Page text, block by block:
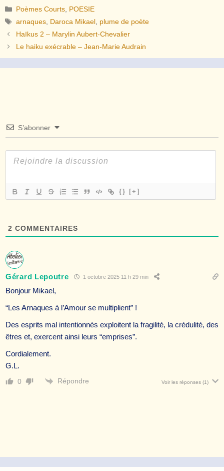
Catégories
Poèmes Courts POESIE
Étiquettes
arnaques Daroca Mikael plume de poète
Haïkus 2 – Marylin Aubert-Chevalier
Le haiku exécrable – Jean-Marie Audrain
S’abonner
{} [+]
2 COMMENTAIRES
Gérard Lepoutre 1 octobre 2025 11 h 29 min
Bonjour Mikael,
“Les Arnaques à l’Amour se multiplient” !
Des esprits mal intentionnés exploitent la fragilité, la crédulité, des
êtres et, exercent ainsi leurs “emprises”.
Cordialement.
G.L.
0 Répondre Voir les réponses (1)